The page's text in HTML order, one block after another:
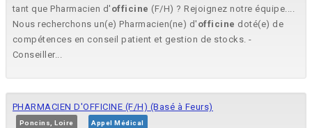
tant que Pharmacien d' officine (F/H) ? Rejoignez notre équipe....
Nous recherchons un(e) Pharmacien(ne) d' officine doté(e) de
compétences en conseil patient et gestion de stocks. -
Conseiller...
PHARMACIEN D'OFFICINE (F/H) (Basé à Feurs)
Poncins, Loire Appel Médical